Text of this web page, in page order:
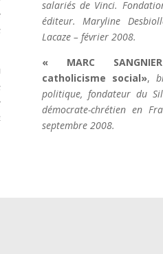
salariés de Vinci.
éditeur. Maryline
Lacaze – février 2008.
« MARC
catholicisme social»,
politique, fondateur du
démocrate-chrétien en
septembre 2008.